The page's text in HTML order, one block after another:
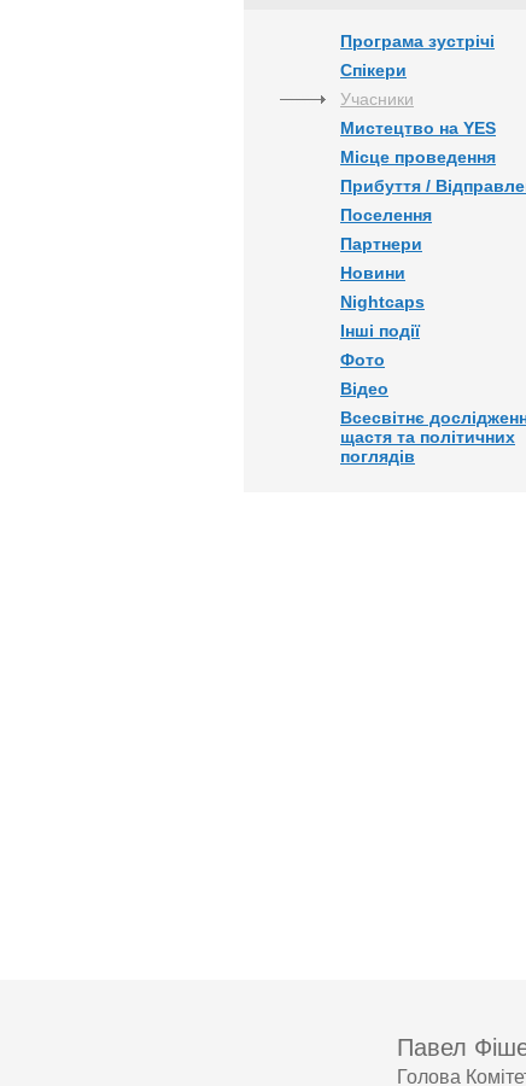
Програма зустрічі
Спікери
Учасники
Мистецтво на YES
Місце проведення
Прибуття /
Поселення
Партнери
Новини
Nightcaps
Інші події
Фото
Відео
Всесвітнє
щастя та політичних
поглядів
Павел
Голова